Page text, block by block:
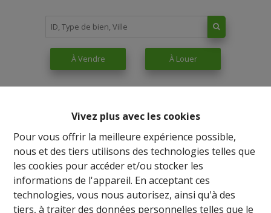
Vivez plus avec les cookies
Pour vous offrir la meilleure expérience possible,
nous et des tiers utilisons des technologies telles que
les cookies pour accéder et/ou stocker les
informations de l'appareil. En acceptant ces
technologies, vous nous autorisez, ainsi qu'à des
tiers, à traiter des données personnelles telles que le
À Vendre À Louer